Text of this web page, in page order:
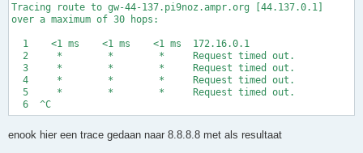
  1    <1 ms    <1 ms    <1 ms  172.16.0.1
  3     *        *        *     Request timed out.
  4     *        *        *     Request timed out.
  5     *        *        *     Request timed out.
Tracing route to gw-44-137.pi9noz.ampr.org [44.137.0.1]
over a maximum of 30 hops:
  1    <1 ms    <1 ms    <1 ms  172.16.0.1
  2     *        *        *     Request timed out.
  3     *        *        *     Request timed out.
  4     *        *        *     Request timed out.
  5     *        *        *     Request timed out.
enook hier een trace gedaan naar 8.8.8.8 met als resultaat